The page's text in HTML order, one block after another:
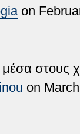
on
μέσα
on